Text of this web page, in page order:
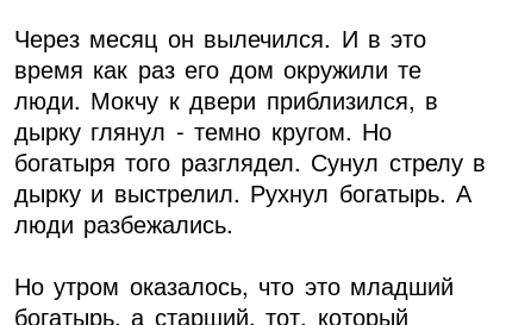
Через месяц он вылечился. И в это
время как раз его дом окружили те
люди. Мокчу к двери приблизился, в
дырку глянул - темно кругом. Но
богатыря того разглядел. Сунул стрелу в
дырку и выстрелил. Рухнул богатырь. А
люди разбежались.
Но утром оказалось, что это младший
богатырь, а старший, тот, который